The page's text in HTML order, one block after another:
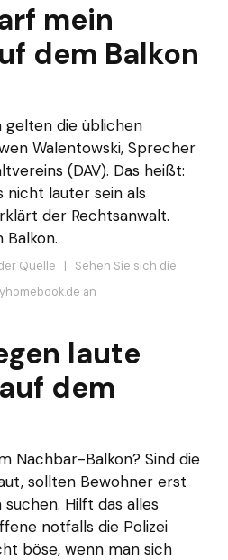
mein
dem Balkon
gelten die üblichen
Walentowski, Sprecher
(DAV). Das heißt:
nicht lauter sein als
der Rechtsanwalt.
Balkon.
Quelle | Sehen Sie sich die
an
laute
dem
Nachbar-Balkon? Sind die
sollten Bewohner erst
Hilft das alles
notfalls die Polizei
böse, wenn man sich